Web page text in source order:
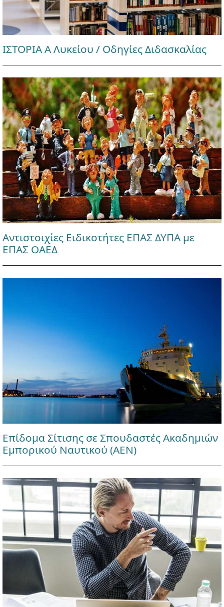
ΙΣΤΟΡΙΑ Α Λυκείου / Οδηγίες Διδασκαλίας
Αντιστοιχίες Ειδικοτήτες ΕΠΑΣ ΔΥΠΑ με
ΕΠΑΣ ΟΑΕΔ
Επίδομα Σίτισης σε Σπουδαστές Ακαδημιών
Εμπορικού Ναυτικού (ΑΕΝ)